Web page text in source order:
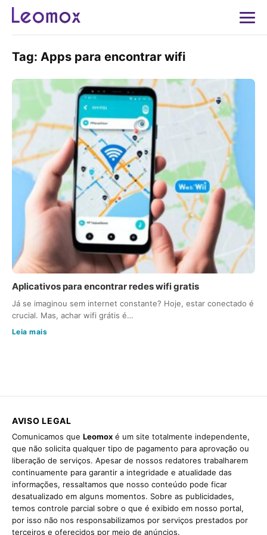
Tag: Apps para encontrar wifi
Aplicativos para encontrar redes wifi gratis
Já se imaginou sem internet constante? Hoje, estar conectado é
crucial. Mas, achar wifi grátis é…
Leia mais
AVISO LEGAL
Comunicamos que Leomox é um site totalmente independente,
que não solicita qualquer tipo de pagamento para aprovação ou
liberação de serviços. Apesar de nossos redatores trabalharem
continuamente para garantir a integridade e atualidade das
informações, ressaltamos que nosso conteúdo pode ficar
desatualizado em alguns momentos. Sobre as publicidades,
temos controle parcial sobre o que é exibido em nosso portal,
por isso não nos responsabilizamos por serviços prestados por
terceiros e oferecidos por meio de anúncios.